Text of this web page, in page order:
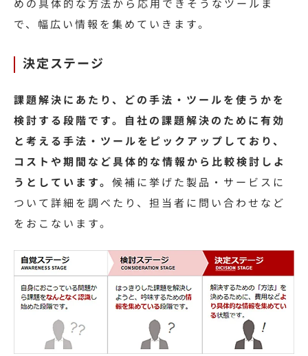
めの具体的な方法から応用できそうなツールま
で、幅広い情報を集めていきます。
決定ステージ
課題解決にあたり、どの手法・ツールを使うかを
検討する段階です。自社の課題解決のために有効
と考える手法・ツールをピックアップしており、
コストや期間など具体的な情報から比較検討しよ
うとしています。 候補に挙げた製品・サービスに
ついて詳細を調べたり、担当者に問い合わせなど
をおこないます。